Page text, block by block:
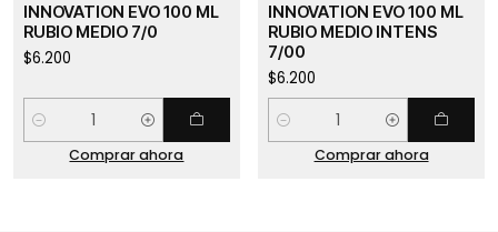
INNOVATION EVO 100 ML
RUBIO MEDIO 7/0
$6.200
Cantidad
Comprar ahora
INNOVATION EVO 100 ML
RUBIO MEDIO INTENS
7/00
$6.200
Cantidad
Comprar ahora